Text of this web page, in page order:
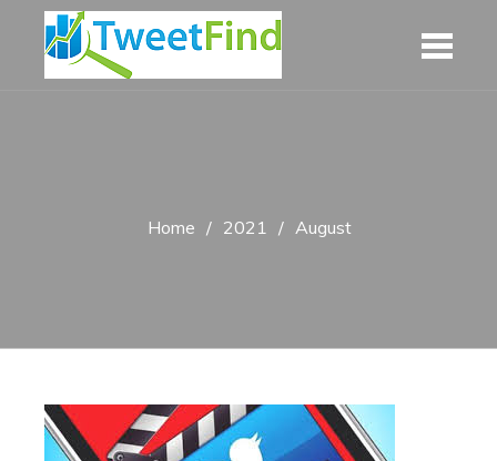
Home 2021 August